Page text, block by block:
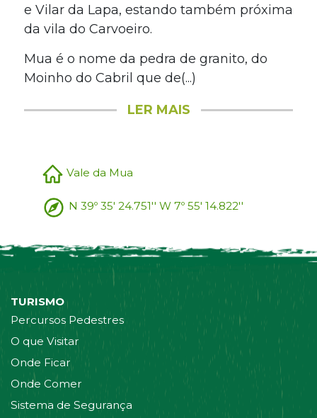
e Vilar da Lapa, estando também próxima
da vila do Carvoeiro.
Mua é o nome da pedra de granito, do
Moinho do Cabril que de(...)
LER MAIS
Vale da Mua
N 39º 35' 24.751'' W 7º 55' 14.822''
TURISMO
Percursos Pedestres
O que Visitar
Onde Ficar
Onde Comer
Sistema de Segurança